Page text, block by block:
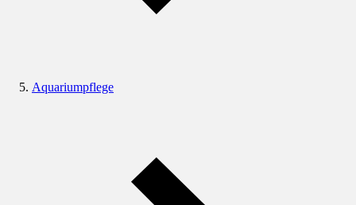
Aquariumpflege